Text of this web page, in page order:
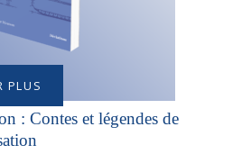
PLUS
: Contes et légendes de